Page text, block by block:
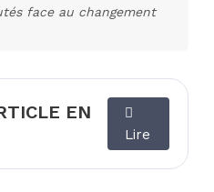
face au changement
EN
Lire